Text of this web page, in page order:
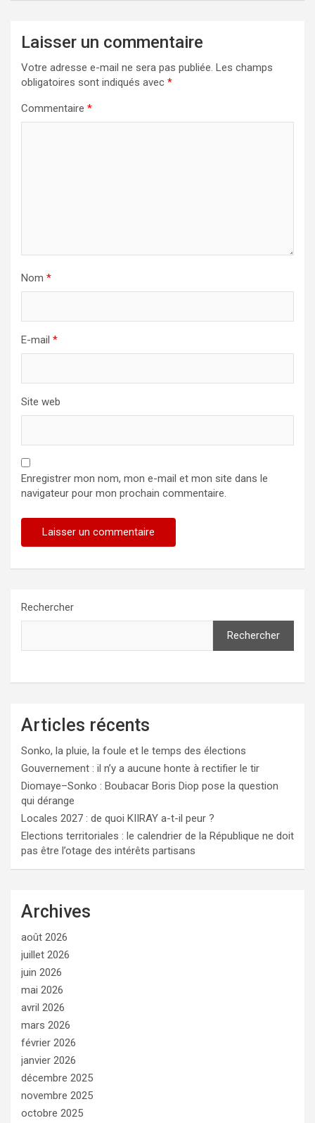
Laisser un commentaire
Votre adresse e-mail ne sera pas publiée. Les champs
obligatoires sont indiqués avec *
Commentaire *
Nom *
E-mail *
Site web
Enregistrer mon nom, mon e-mail et mon site dans le
navigateur pour mon prochain commentaire.
Rechercher
Rechercher
Articles récents
Sonko, la pluie, la foule et le temps des élections
Gouvernement : il n’y a aucune honte à rectifier le tir
Diomaye–Sonko : Boubacar Boris Diop pose la question
qui dérange
Locales 2027 : de quoi KIIRAY a-t-il peur ?
Elections territoriales : le calendrier de la République ne doit
pas être l’otage des intérêts partisans
Archives
août 2026
juillet 2026
juin 2026
mai 2026
avril 2026
mars 2026
février 2026
janvier 2026
décembre 2025
novembre 2025
octobre 2025